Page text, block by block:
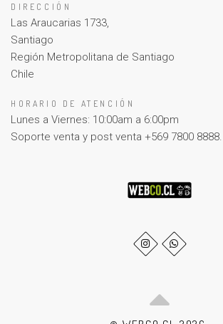
DIRECCIÓN
Las Araucarias 1733,
Santiago
Región Metropolitana de Santiago
Chile
HORARIO DE ATENCIÓN
Lunes a Viernes: 10:00am a 6:00pm
Soporte venta y post venta +569 7800 8888.